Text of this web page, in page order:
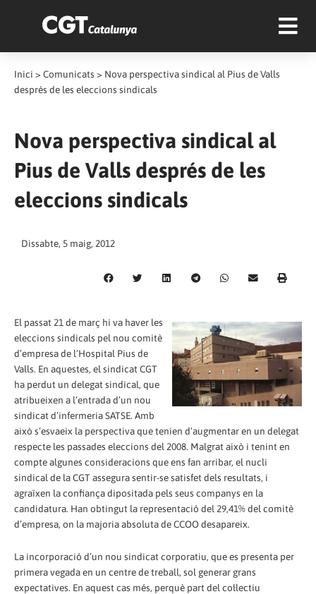
Inici > Comunicats > Nova perspectiva sindical al Pius de Valls
després de les eleccions sindicals
Nova perspectiva sindical al
Pius de Valls després de les
eleccions sindicals
Dissabte, 5 maig, 2012
El passat 21 de març hi va haver les
eleccions sindicals pel nou comitè
d’empresa de l’Hospital Pius de
Valls. En aquestes, el sindicat CGT
ha perdut un delegat sindical, que
atribueixen a l’entrada d’un nou
sindicat d’infermeria SATSE. Amb
això s’esvaeix la perspectiva que tenien d’augmentar en un delegat
respecte les passades eleccions del 2008. Malgrat això i tenint en
compte algunes consideracions que ens fan arribar, el nucli
sindical de la CGT assegura sentir-se satisfet dels resultats, i
agraïxen la confiança dipositada pels seus companys en la
candidatura. Han obtingut la representació del 29,41% del comitè
d’empresa, on la majoria absoluta de CCOO desapareix.
La incorporació d’un nou sindicat corporatiu, que es presenta per
primera vegada en un centre de treball, sol generar grans
expectatives. En aquest cas més, perquè part del col·lectiu